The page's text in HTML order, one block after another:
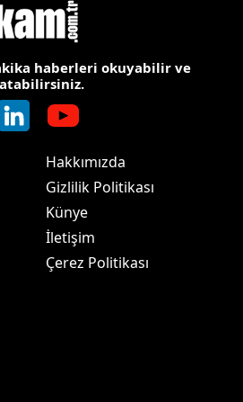
haberleri okuyabilir ve
atabilirsiniz.
Hakkımızda
Gizlilik Politikası
Künye
İletişim
Çerez Politikası